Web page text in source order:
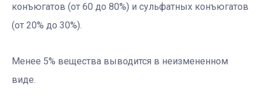
конъюгатов (от 60 до 80%) и сульфатных конъюгатов
(от 20% до 30%).
Менее 5% вещества выводится в неизмененном
виде.